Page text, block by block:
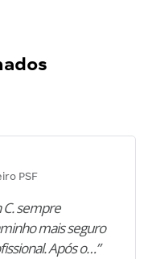
PSF
C. sempre
mais seguro
Após o…”